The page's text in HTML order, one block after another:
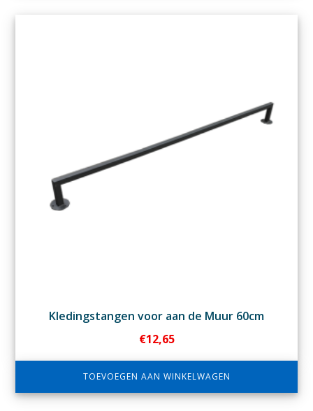
Kledingstangen voor aan de Muur 60cm
€12,65
TOEVOEGEN AAN WINKELWAGEN